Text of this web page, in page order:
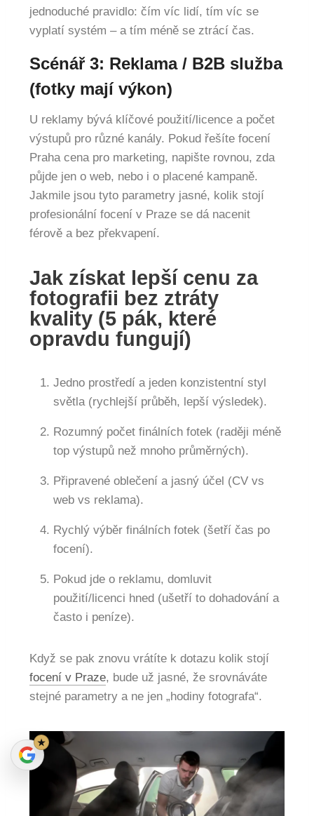
jednoduché pravidlo: čím víc lidí, tím víc se
vyplatí systém – a tím méně se ztrácí čas.
Scénář 3: Reklama / B2B služba
(fotky mají výkon)
U reklamy bývá klíčové použití/licence a počet
výstupů pro různé kanály. Pokud řešíte focení
Praha cena pro marketing, napište rovnou, zda
půjde jen o web, nebo i o placené kampaně.
Jakmile jsou tyto parametry jasné, kolik stojí
profesionální focení v Praze se dá nacenit
férově a bez překvapení.
Jak získat lepší cenu za
fotografii bez ztráty
kvality (5 pák, které
opravdu fungují)
Jedno prostředí a jeden konzistentní styl
světla (rychlejší průběh, lepší výsledek).
Rozumný počet finálních fotek (raději méně
top výstupů než mnoho průměrných).
Připravené oblečení a jasný účel (CV vs
web vs reklama).
Rychlý výběr finálních fotek (šetří čas po
focení).
Pokud jde o reklamu, domluvit
použití/licenci hned (ušetří to dohadování a
často i peníze).
Když se pak znovu vrátíte k dotazu kolik stojí
focení v Praze, bude už jasné, že srovnáváte
stejné parametry a ne jen „hodiny fotografa“.
★